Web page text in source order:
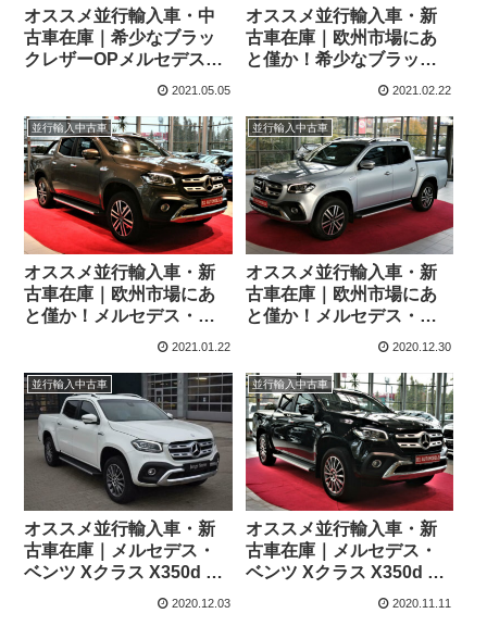
オススメ並行輸入車・中
古車在庫｜希少なブラッ
クレザーOPメルセデス・
ベンツ Xクラス X350d 4
ョン パドルシフト付き7G-
TRONIC PLUS 左ハンド
ル
2021.05.05
オススメ並行輸入車・新
古車在庫｜欧州市場にあ
と僅か！希少なブラック
レザーOPメルセデス・ベ
チック パワーエディショ
ン パドルシフト付き7G-
TRONIC PLUS 左ハンド
ル
2021.02.22
並行輸入中古車
オススメ並行輸入車・新
古車在庫｜欧州市場にあ
と僅か！メルセデス・ベ
ンツ Xクラス X350d 4マ
ン パドルシフト付き7G-
TRONIC PLUS 左ハンド
ル
2021.01.22
並行輸入中古車
オススメ並行輸入車・新
古車在庫｜欧州市場にあ
と僅か！メルセデス・ベ
ンツ Xクラス X350d 4マ
ン パドルシフト付き7G-
TRONIC PLUS 左ハンド
ル
2020.12.30
並行輸入中古車
オススメ並行輸入車・新
古車在庫｜メルセデス・
ベンツ Xクラス X350d 4
マチック パワーエディシ
2020.12.03
並行輸入中古車
オススメ並行輸入車・新
古車在庫｜メルセデス・
ベンツ Xクラス X350d 4
マチック パワーエディシ
2020.11.11